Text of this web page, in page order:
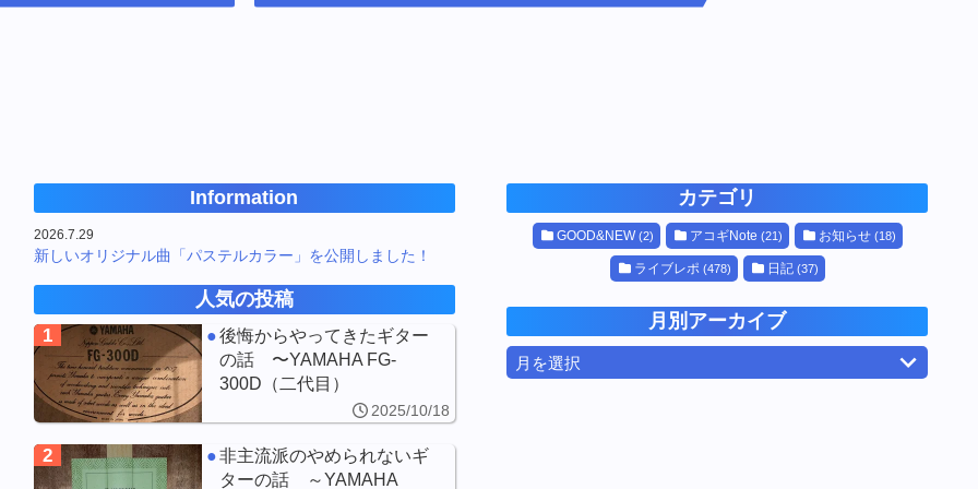
Information
2026.7.29
新しいオリジナル曲「パステルカラー」を公開しました！
人気の投稿
1
後悔からやってきたギター
の話 〜YAMAHA FG-
300D（二代目）
2025/10/18
2
非主流派のやめられないギ
ターの話 ～YAMAHA
カテゴリ
GOOD&NEW (2) アコギNote (21) お知らせ (18)
ライブレポ (478) 日記 (37)
月別アーカイブ
月を選択